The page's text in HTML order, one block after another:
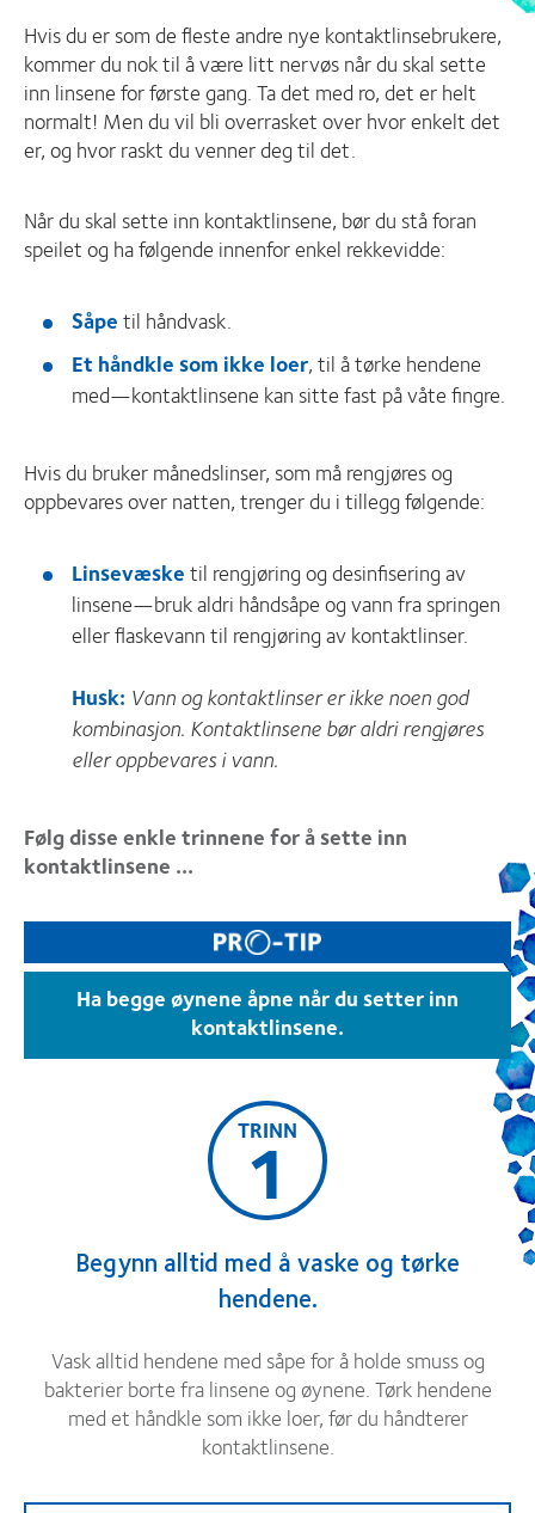
Hvis du er som de fleste andre nye kontaktlinsebrukere,
kommer du nok til å være litt nervøs når du skal sette
inn linsene for første gang. Ta det med ro, det er helt
normalt! Men du vil bli overrasket over hvor enkelt det
er, og hvor raskt du venner deg til det.
Når du skal sette inn kontaktlinsene, bør du stå foran
speilet og ha følgende innenfor enkel rekkevidde:
Såpetil håndvask.
Et håndkle som ikke loer, til å tørke hendene
med—kontaktlinsene kan sitte fast på våte fingre.
Hvis du bruker månedslinser, som må rengjøres og
oppbevares over natten, trenger du i tillegg følgende:
Linsevæsketil rengjøring og desinfisering av
linsene—bruk aldri håndsåpe og vann fra springen
eller flaskevann til rengjøring av kontaktlinser.
Husk: Vann og kontaktlinser er ikke noen god
kombinasjon. Kontaktlinsene bør aldri rengjøres
eller oppbevares i vann.
Følg disse enkle trinnene for å sette inn
kontaktlinsene ...
Ha begge øynene åpne når du setter inn
kontaktlinsene.
TRINN
1
Begynn alltid med å vaske og tørke
hendene.
Vask alltid hendene med såpe for å holde smuss og
bakterier borte fra linsene og øynene. Tørk hendene
med et håndkle som ikke loer, før du håndterer
kontaktlinsene.